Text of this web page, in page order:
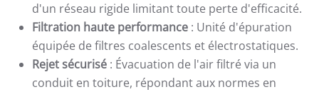
d'un réseau rigide limitant toute perte d'efficacité.
Filtration haute performance : Unité d'épuration
équipée de filtres coalescents et électrostatiques.
Rejet sécurisé : Évacuation de l'air filtré via un
conduit en toiture, répondant aux normes en